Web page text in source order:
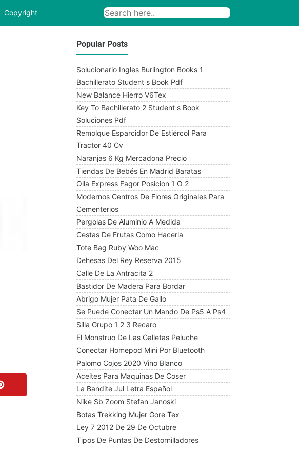
Copyright
Popular Posts
Solucionario Ingles Burlington Books 1
Bachillerato Student s Book Pdf
New Balance Hierro V6Tex
Key To Bachillerato 2 Student s Book
Soluciones Pdf
Remolque Esparcidor De Estiércol Para
Tractor 40 Cv
Naranjas 6 Kg Mercadona Precio
Tiendas De Bebés En Madrid Baratas
Olla Express Fagor Posicion 1 O 2
Modernos Centros De Flores Originales Para
Cementerios
Pergolas De Aluminio A Medida
Cestas De Frutas Como Hacerla
Tote Bag Ruby Woo Mac
Dehesas Del Rey Reserva 2015
Calle De La Antracita 2
Bastidor De Madera Para Bordar
Abrigo Mujer Pata De Gallo
Se Puede Conectar Un Mando De Ps5 A Ps4
Silla Grupo 1 2 3 Recaro
El Monstruo De Las Galletas Peluche
Conectar Homepod Mini Por Bluetooth
Palomo Cojos 2020 Vino Blanco
Aceites Para Maquinas De Coser
La Bandite Jul Letra Español
Nike Sb Zoom Stefan Janoski
Botas Trekking Mujer Gore Tex
Ley 7 2012 De 29 De Octubre
Tipos De Puntas De Destornilladores